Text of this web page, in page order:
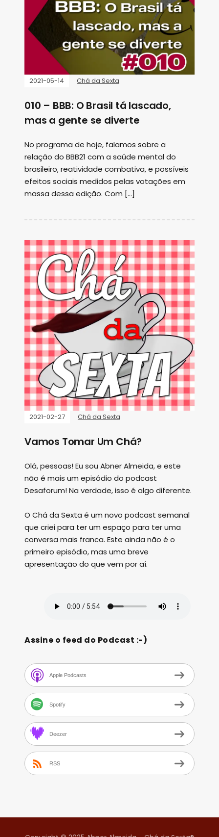
2021-05-14 Chá da Sexta
010 – BBB: O Brasil tá lascado,
mas a gente se diverte
No programa de hoje, falamos sobre a
relação do BBB21 com a saúde mental do
brasileiro, reatividade combativa, e possíveis
efeitos sociais medidos pelas votações em
massa dessa edição. Com […]
2021-02-27 Chá da Sexta
Vamos Tomar Um Chá?
Olá, pessoas! Eu sou Abner Almeida, e este
não é mais um episódio do podcast
Desaforum! Na verdade, isso é algo diferente.
O Chá da Sexta é um novo podcast semanal
que criei para ter um espaço para ter uma
conversa mais franca. Este ainda não é o
primeiro episódio, mas uma breve
apresentação do que vem por aí.
Assine o feed do Podcast :-)
Apple Podcasts
Spotify
Deezer
RSS